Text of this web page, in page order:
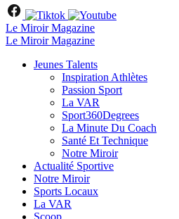
Le Miroir Magazine
Le Miroir Magazine
Jeunes Talents
Inspiration Athlètes
Passion Sport
La VAR
Sport360Degrees
La Minute Du Coach
Santé Et Technique
Notre Miroir
Actualité Sportive
Notre Miroir
Sports Locaux
La VAR
Scoop